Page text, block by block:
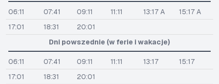
06:11 07:41 09:11 11:11 13:17 A
15:17 A
17:01
18:31
20:01
Dni powszednie (w ferie i wakacje)
06:11 07:41 09:11 11:11 13:17
15:17
17:01
18:31
20:01